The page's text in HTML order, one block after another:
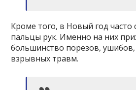
Кроме того, в Новый год часто
пальцы рук. Именно на них
большинство порезов,
взрывных травм.